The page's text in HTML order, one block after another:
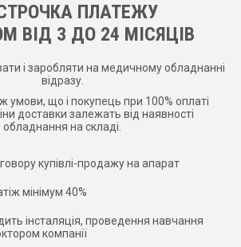
ПЛАТЕЖУ
ВІД 3 ДО 24 МІСЯЦІВ
і заробляти на медичному обладнанні
відразу.
умови, що і покупець при 100% оплаті
доставки залежать від наявності
обладнання на складі.
купівлі-продажу на апарат
мінімум 40%
інсталяція, проведення навчання
компанії